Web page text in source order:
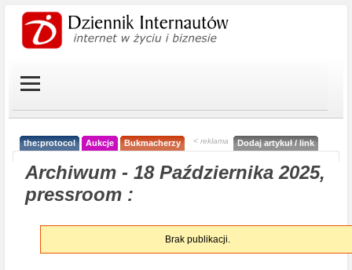
the:protocol Aukcje Bukmacherzy < reklama Dodaj artykuł / link
Archiwum - 18 Października 2025,
pressroom :
Brak publikacji.